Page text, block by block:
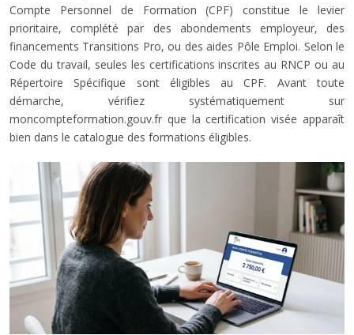
Compte Personnel de Formation (CPF) constitue le levier
prioritaire, complété par des abondements employeur, des
financements Transitions Pro, ou des aides Pôle Emploi. Selon le
Code du travail, seules les certifications inscrites au RNCP ou au
Répertoire Spécifique sont éligibles au CPF. Avant toute
démarche, vérifiez systématiquement sur
moncompteformation.gouv.fr que la certification visée apparaît
bien dans le catalogue des formations éligibles.